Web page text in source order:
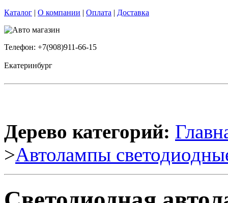
Каталог | О компании | Оплата | Доставка
Телефон: +7(908)911-66-15
Екатеринбург
Дерево категорий:
>Автолампы